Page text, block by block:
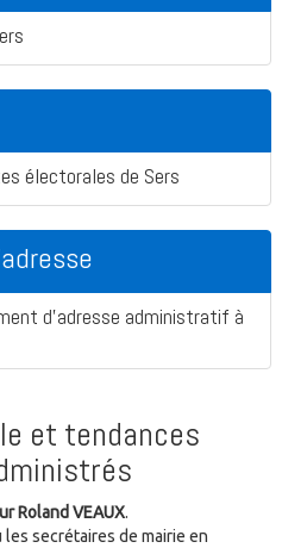
électorales de Sers
d'adresse administratif à
et tendances
Roland VEAUX.
secrétaires de mairie en